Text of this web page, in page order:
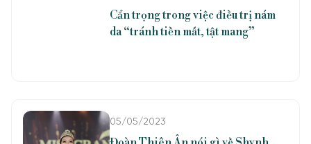
Cẩn trọng trong việc điều trị nám
da “tránh tiền mất, tật mang”